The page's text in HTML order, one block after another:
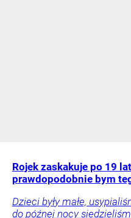
Rojek zaskakuje po 19
prawdopodobnie bym
Dzieci były małe,
do późnej nocy